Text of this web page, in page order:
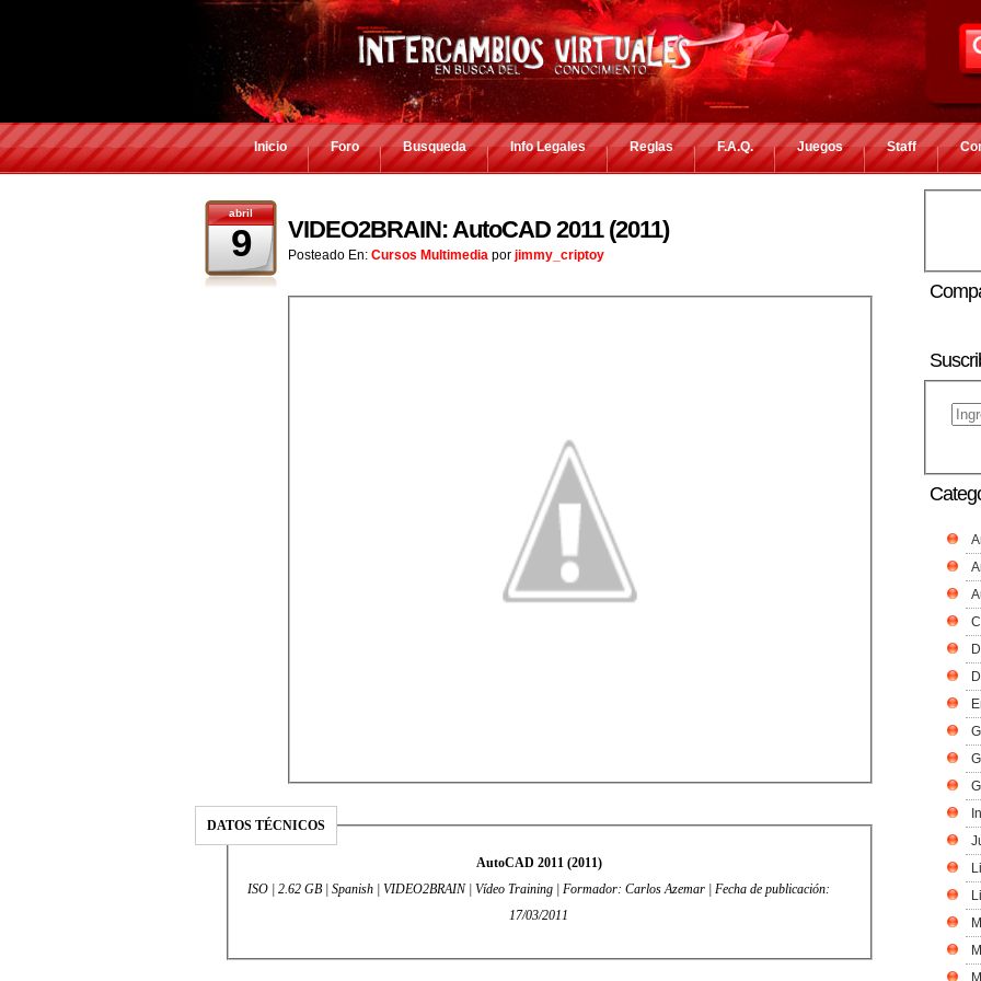
Inicio Foro Busqueda Info Legales Reglas F.A.Q. Juegos Staff
abril
9 VIDEO2BRAIN: AutoCAD 2011 (2011)
Posteado En: Cursos Multimedia por jimmy_criptoy
DATOS TÉCNICOS
AutoCAD 2011 (2011)
ISO | 2.62 GB | Spanish | VIDEO2BRAIN | Vídeo Training | Formador: Carlos Azemar | Fecha de publicación:
17/03/2011